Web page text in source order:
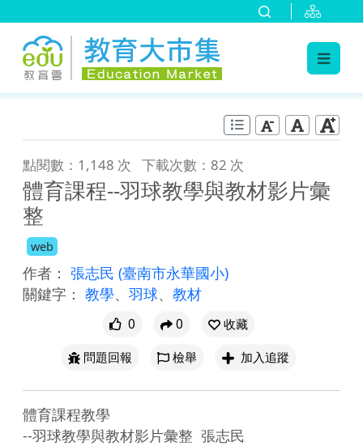
點閱數：1,148 次 下載次數：82 次
體育課程--羽球教學與教材影片彙
整
web
作者： 張志民 (臺南市永華國小)
關鍵字： 教學、 羽球、 教材
0 0
收藏
問題回報
檢舉 加入追蹤
體育課程教學
--羽球教學與教材影片彙整  張志民